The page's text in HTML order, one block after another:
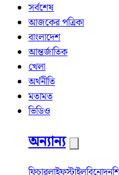
সর্বশেষ
আজকের পত্রিকা
বাংলাদেশ
আন্তর্জাতিক
খেলা
অর্থনীতি
মতামত
ভিডিও
অন্যান্য